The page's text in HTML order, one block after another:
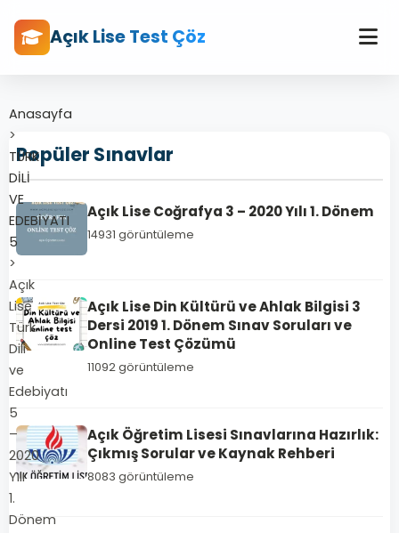
Açık Lise Test Çöz
Anasayfa
>
TÜRK
DİLİ
VE
EDEBİYATI
5
>
Açık
Lise
Türk
Dili
ve
Edebiyatı
5
–
2020
Yılı
1.
Dönem
Popüler Sınavlar
Açık Lise Coğrafya 3 – 2020 Yılı 1. Dönem
14931 görüntüleme
Açık Lise Din Kültürü ve Ahlak Bilgisi 3
Dersi 2019 1. Dönem Sınav Soruları ve
Online Test Çözümü
11092 görüntüleme
Açık Öğretim Lisesi Sınavlarına Hazırlık:
Çıkmış Sorular ve Kaynak Rehberi
8083 görüntüleme